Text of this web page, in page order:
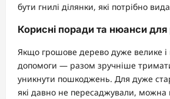
бути гнилі ділянки, які потрібно
Корисні поради та нюанси для
Якщо грошове дерево дуже велике і
допомоги — разом зручніше
уникнути пошкоджень. Для дуже
які давно не пересаджували, можна